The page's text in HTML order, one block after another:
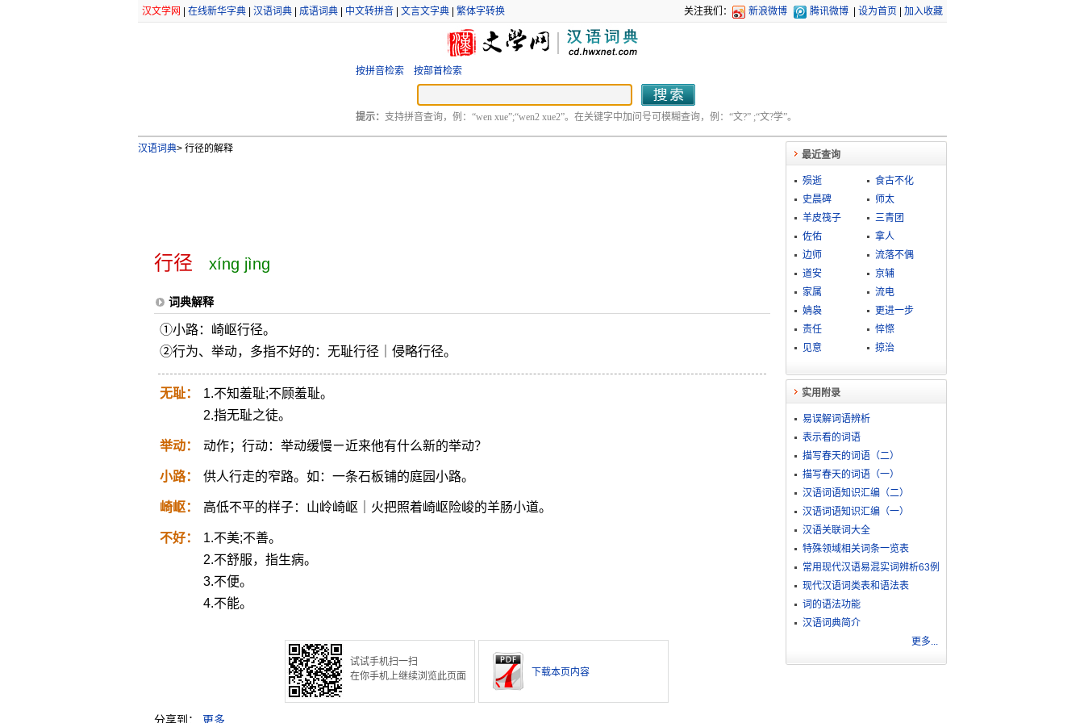
汉文学网 在线新华字典| 汉语词典| 成语词典| 中文转拼音| 文言文字典| 繁体字转换 关注我们： 新浪微博 腾讯微博 设为首页 加入收藏
按拼音检索 按部首检索
提示： 支持拼音查询，例：“wen xue”;“wen2 xue2”。在关键字中加问号可模糊查询，例：“文?” ;“文?学”。
汉语词典>行径的解释
行径 xíng jìng
词典解释
①小路：崎岖行径。
②行为、举动，多指不好的：无耻行径｜侵略行径。
无耻：
1.不知羞耻;不顾羞耻。
2.指无耻之徒。
举动： 动作；行动：举动缓慢ㄧ近来他有什么新的举动？
小路： 供人行走的窄路。如：一条石板铺的庭园小路。
崎岖： 高低不平的样子：山岭崎岖｜火把照着崎岖险峻的羊肠小道。
不好：
1.不美;不善。
2.不舒服，指生病。
3.不便。
4.不能。
试试手机扫一扫
在你手机上继续浏览此页面
下载本页内容
分享到： 更多
最近查询
殒逝
食古不化
史晨碑
师太
羊皮筏子
三青团
佐佑
拿人
边师
流落不偶
道安
京辅
家属
流电
姌袅
更进一步
责任
悴憏
见意
掠治
实用附录
易误解词语辨析
表示看的词语
描写春天的词语（二）
描写春天的词语（一）
汉语词语知识汇编（二）
汉语词语知识汇编（一）
汉语关联词大全
特殊领域相关词条一览表
常用现代汉语易混实词辨析63例
现代汉语词类表和语法表
词的语法功能
汉语词典简介
更多...